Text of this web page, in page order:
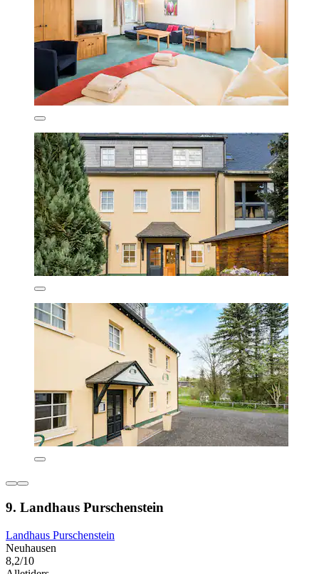
9. Landhaus Purschenstein
Landhaus Purschenstein
Neuhausen
8,2/10